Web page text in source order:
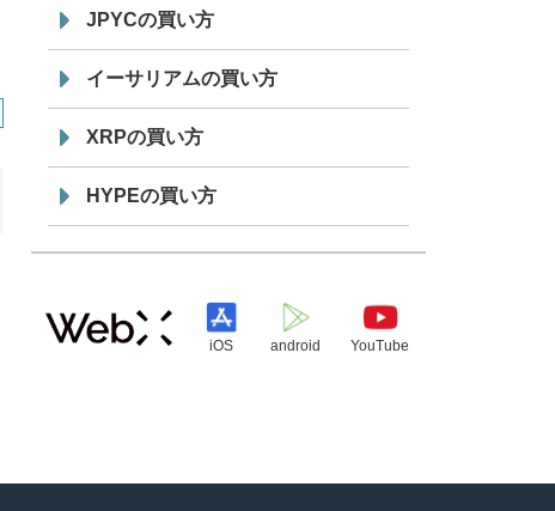
JPYCの買い方
イーサリアムの買い方
XRPの買い方
HYPEの買い方
iOS android YouTube